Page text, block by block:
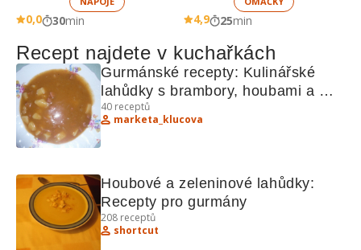
0,0 30min 4,9 25min
Recept najdete v kuchařkách
Gurmánské recepty: Kulinářské
lahůdky s brambory, houbami a
bylinkami
40 receptů
marketa_klucova
Houbové a zeleninové lahůdky:
Recepty pro gurmány
208 receptů
shortcut